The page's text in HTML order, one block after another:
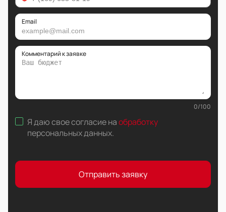
Email
Комментарий к заявке
0/100
Я даю свое согласие наобработку
персональных данных.
Отправить заявку